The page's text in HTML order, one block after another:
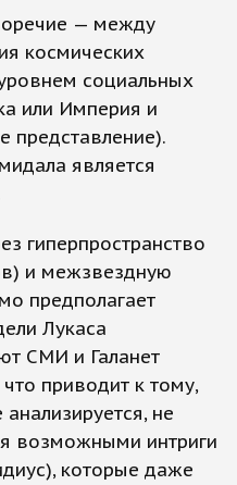
— между
космических
социальных
или Империя и
представление).
является
гиперпространство
и межзвездную
предполагает
Лукаса
СМИ и Галанет
что приводит к тому,
анализируется, не
возможными интриги
которые даже